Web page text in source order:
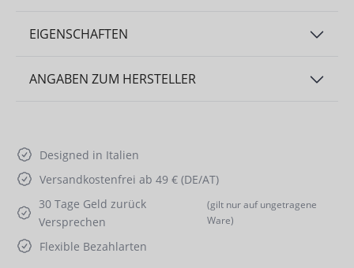
EIGENSCHAFTEN
ANGABEN ZUM HERSTELLER
Designed in Italien
Versandkostenfrei ab 49 € (DE/AT)
30 Tage Geld zurück
Versprechen
(gilt nur auf ungetragene
Ware)
Flexible Bezahlarten